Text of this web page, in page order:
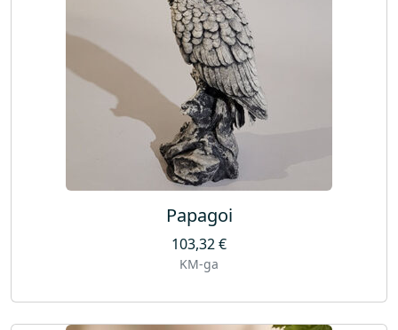
Papagoi
103,32€
KM-ga